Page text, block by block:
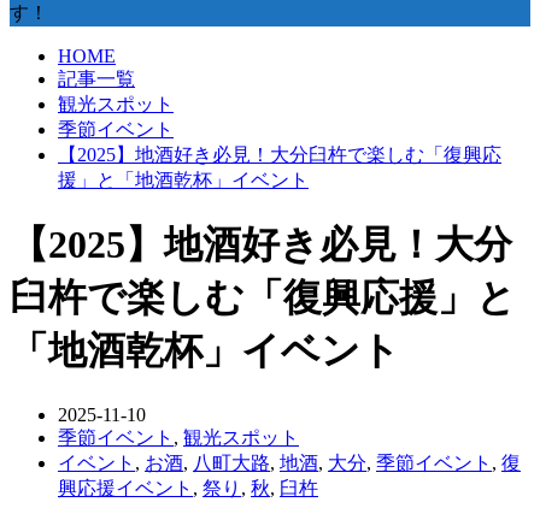
す！
HOME
記事一覧
観光スポット
季節イベント
【2025】地酒好き必見！大分臼杵で楽しむ「復興応
援」と「地酒乾杯」イベント
【2025】地酒好き必見！大分
臼杵で楽しむ「復興応援」と
「地酒乾杯」イベント
2025-11-10
季節イベント , 観光スポット
イベント , お酒, 八町大路, 地酒, 大分, 季節イベント , 復
興応援イベント , 祭り , 秋, 臼杵